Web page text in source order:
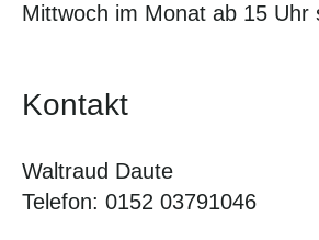
Mittwoch im Monat ab 15 Uhr
Kontakt
Waltraud Daute
Telefon: 0152 03791046